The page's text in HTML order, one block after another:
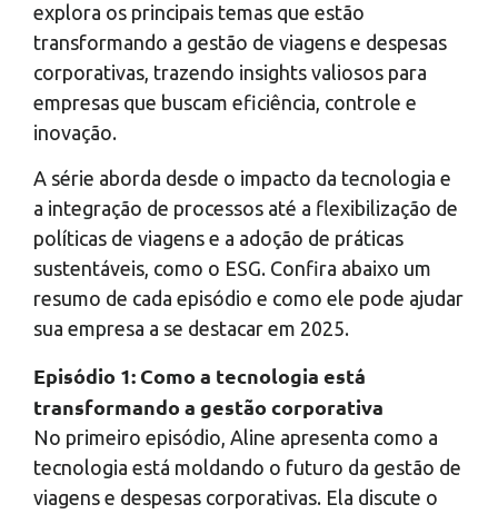
explora os principais temas que estão
transformando a gestão de viagens e despesas
corporativas, trazendo insights valiosos para
empresas que buscam eficiência, controle e
inovação.
A série aborda desde o impacto da tecnologia e
a integração de processos até a flexibilização de
políticas de viagens e a adoção de práticas
sustentáveis, como o ESG. Confira abaixo um
resumo de cada episódio e como ele pode ajudar
sua empresa a se destacar em 2025.
Episódio 1: Como a tecnologia está
transformando a gestão corporativa
No primeiro episódio, Aline apresenta como a
tecnologia está moldando o futuro da gestão de
viagens e despesas corporativas. Ela discute o